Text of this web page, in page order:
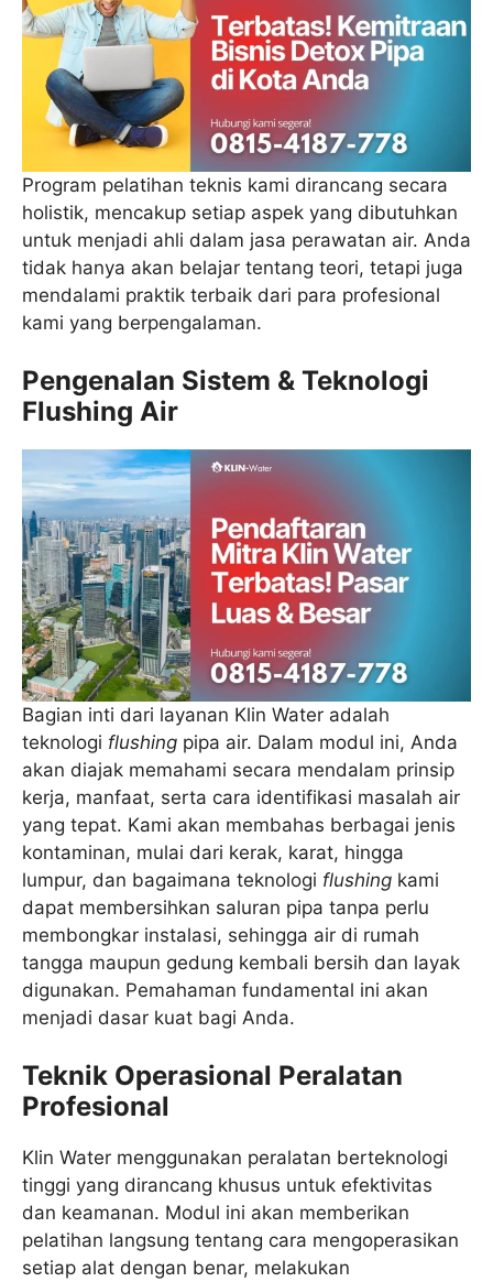
Program pelatihan teknis kami dirancang secara
holistik, mencakup setiap aspek yang dibutuhkan
untuk menjadi ahli dalam jasa perawatan air. Anda
tidak hanya akan belajar tentang teori, tetapi juga
mendalami praktik terbaik dari para profesional
kami yang berpengalaman.
Pengenalan Sistem & Teknologi
Flushing Air
Bagian inti dari layanan Klin Water adalah
teknologi flushing pipa air. Dalam modul ini, Anda
akan diajak memahami secara mendalam prinsip
kerja, manfaat, serta cara identifikasi masalah air
yang tepat. Kami akan membahas berbagai jenis
kontaminan, mulai dari kerak, karat, hingga
lumpur, dan bagaimana teknologi flushing kami
dapat membersihkan saluran pipa tanpa perlu
membongkar instalasi, sehingga air di rumah
tangga maupun gedung kembali bersih dan layak
digunakan. Pemahaman fundamental ini akan
menjadi dasar kuat bagi Anda.
Teknik Operasional Peralatan
Profesional
Klin Water menggunakan peralatan berteknologi
tinggi yang dirancang khusus untuk efektivitas
dan keamanan. Modul ini akan memberikan
pelatihan langsung tentang cara mengoperasikan
setiap alat dengan benar, melakukan